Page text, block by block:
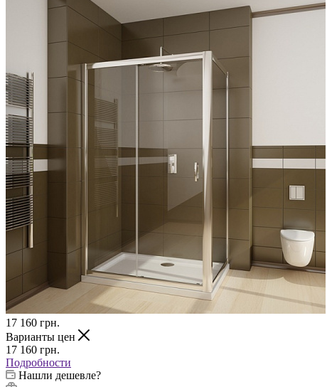
17 160 грн.
Варианты цен
17 160 грн.
Подробности
Нашли дешевле?